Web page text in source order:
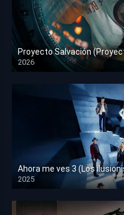
Proyecto Salvación
2026
HD 1080p
Ahora me ves 3 (Los
2025
HD 1080p